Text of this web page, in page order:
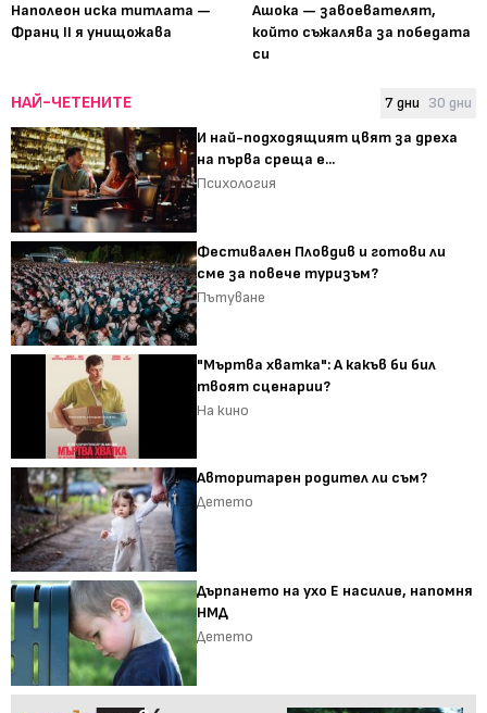
Наполеон иска титлата —
Франц II я унищожава
Ашока — завоевателят,
който съжалява за победата
си
НАЙ-ЧЕТЕНИТЕ 7 дни 30 дни
И най-подходящият цвят за дреха
на първа среща е...
Психология
Фестивален Пловдив и готови ли
сме за повече туризъм?
Пътуване
"Мъртва хватка": А какъв би бил
твоят сценарии?
На кино
Авторитарен родител ли съм?
Детето
Дърпането на ухо Е насилие, напомня
НМД
Детето